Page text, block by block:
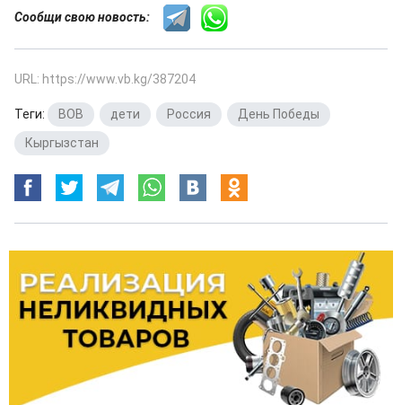
Сообщи свою новость:
URL: https://www.vb.kg/387204
Теги: ВОВ дети Россия День Победы
Кыргызстан